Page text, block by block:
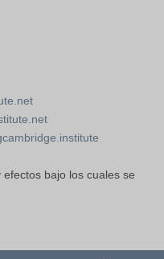
bajo los cuales se